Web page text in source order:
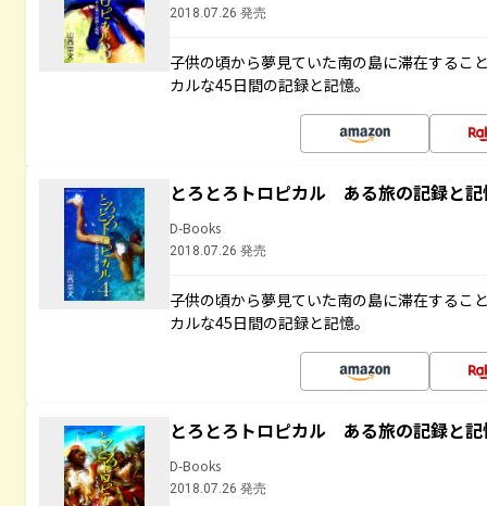
2018.07.26 発売
子供の頃から夢見ていた南の島に滞在するこ
カルな45日間の記録と記憶。
とろとろトロピカル ある旅の記録と
D-Books
2018.07.26 発売
子供の頃から夢見ていた南の島に滞在するこ
カルな45日間の記録と記憶。
とろとろトロピカル ある旅の記録と
D-Books
2018.07.26 発売